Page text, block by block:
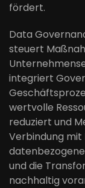
fördert.
Data
steuert
integriert
wertvolle
reduziert und
Verbindung
und die
nachhaltig